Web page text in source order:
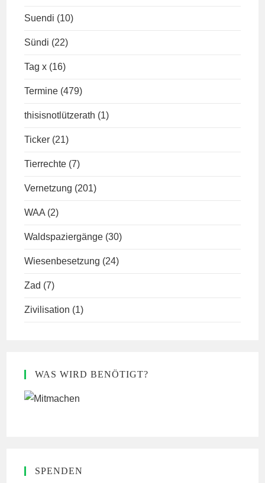
Suendi (10)
Sündi (22)
Tag x (16)
Termine (479)
thisisnotlützerath (1)
Ticker (21)
Tierrechte (7)
Vernetzung (201)
WAA (2)
Waldspaziergänge (30)
Wiesenbesetzung (24)
Zad (7)
Zivilisation (1)
WAS WIRD BENÖTIGT?
SPENDEN